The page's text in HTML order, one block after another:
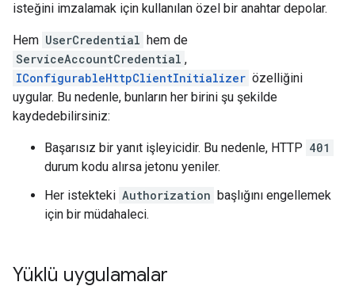
isteğini imzalamak için kullanılan özel bir anahtar depolar.
Hem UserCredential hem de
ServiceAccountCredential ,
IConfigurableHttpClientInitializer özelliğini
uygular. Bu nedenle, bunların her birini şu şekilde
kaydedebilirsiniz:
Başarısız bir yanıt işleyicidir. Bu nedenle, HTTP 401
durum kodu alırsa jetonu yeniler.
Her istekteki Authorization başlığını engellemek
için bir müdahaleci.
Yüklü uygulamalar